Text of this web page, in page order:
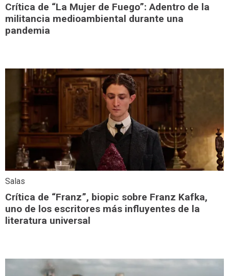
Crítica de “La Mujer de Fuego”: Adentro de la
militancia medioambiental durante una
pandemia
Salas
Crítica de “Franz”, biopic sobre Franz Kafka,
uno de los escritores más influyentes de la
literatura universal